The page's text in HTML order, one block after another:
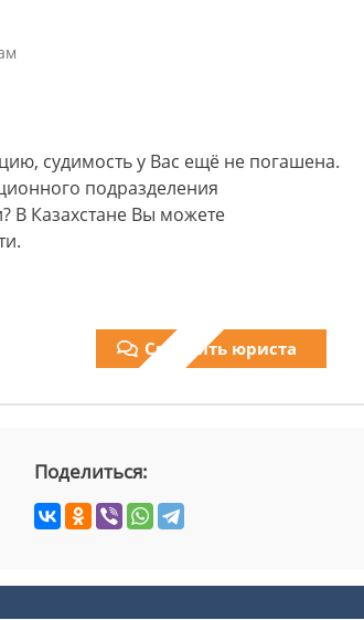
судимость у Вас ещё не погашена.
подразделения
В Казахстане Вы можете
Спросить юриста
Поделиться: